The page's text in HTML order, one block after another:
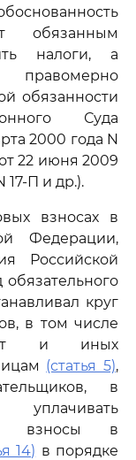
обязанным
налоги, а
обязанности
Суда
2000 года N
22 июня 2009
17-П и др.).
взносах в
Федерации,
Российской
круг
в том числе
и иных
(статья 5),
в
взносы в
14) в порядке